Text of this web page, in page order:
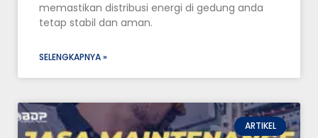
memastikan distribusi energi di gedung anda
tetap stabil dan aman.
SELENGKAPNYA »
ARTIKEL